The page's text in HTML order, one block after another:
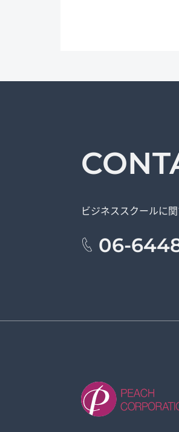
ビジネススクールに
06-